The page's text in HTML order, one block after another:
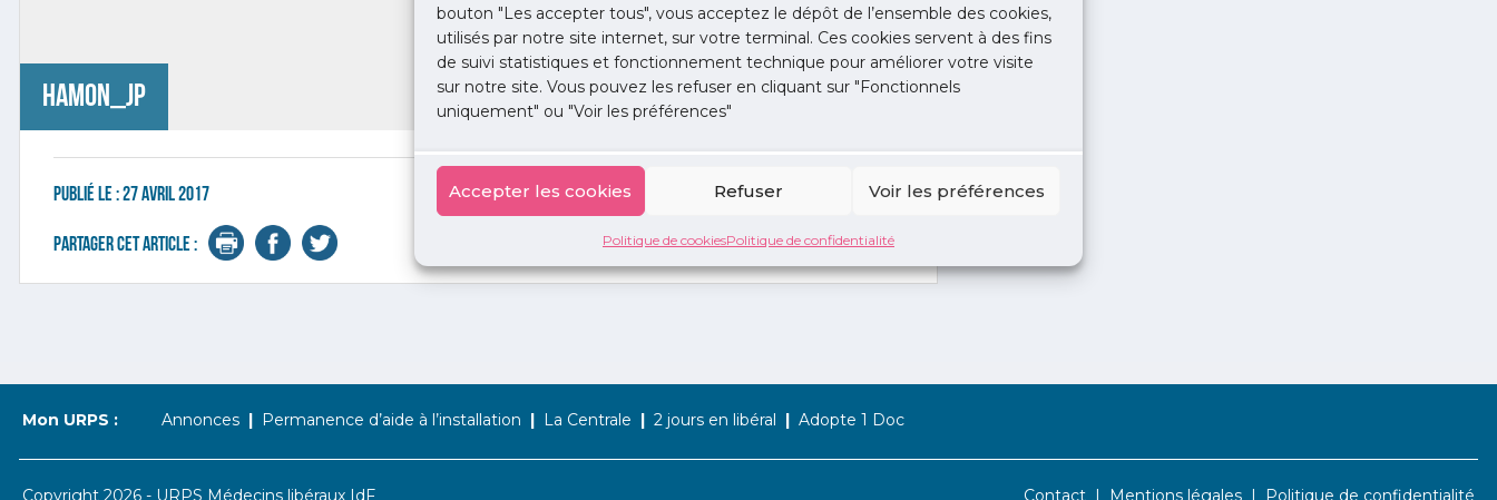
bouton "Les accepter tous", vous acceptez le dépôt de l’ensemble des cookies,
utilisés par notre site internet, sur votre terminal. Ces cookies servent à des fins
de suivi statistiques et fonctionnement technique pour améliorer votre visite
sur notre site. Vous pouvez les refuser en cliquant sur "Fonctionnels
uniquement" ou "Voir les préférences"
Accepter les cookies Refuser Voir les préférences
Politique de cookiesPolitique de confidentialité
hamon_jp
Publié le :27 avril 2017
Partager cet article :
Mon URPS : Annonces Permanence d’aide à l’installation La Centrale 2 jours en libéral Adopte 1 Doc
Copyright 2026 - URPS Médecins libéraux IdF Contact Mentions légales Politique de confidentialité